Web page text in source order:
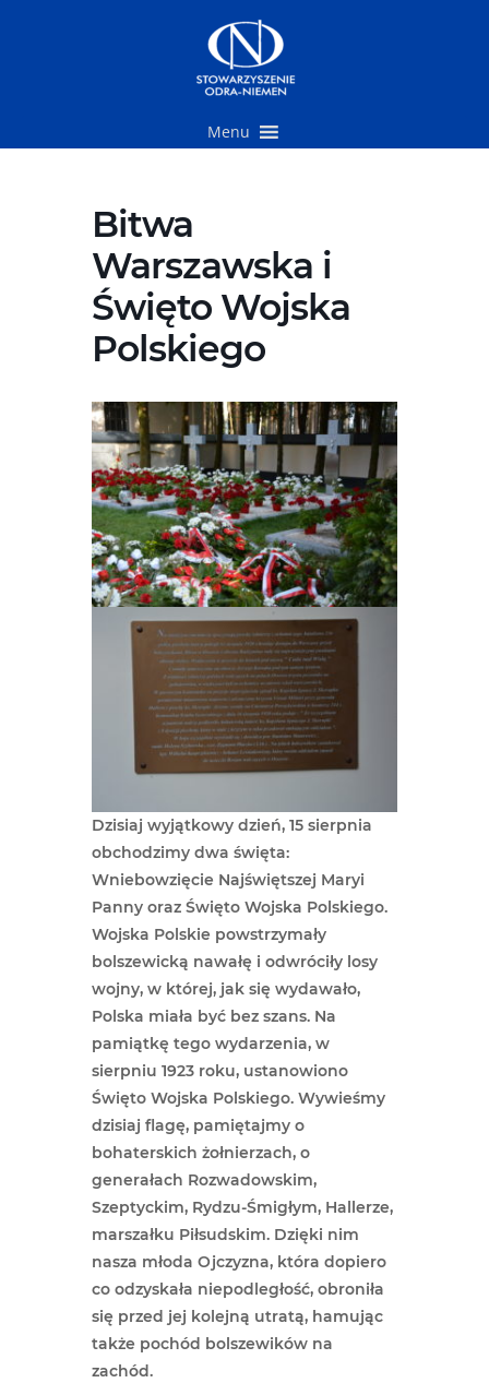
Menu
Bitwa
Warszawska i
Święto Wojska
Polskiego
Dzisiaj wyjątkowy dzień, 15 sierpnia
obchodzimy dwa święta:
Wniebowzięcie Najświętszej Maryi
Panny oraz Święto Wojska Polskiego.
Wojska Polskie powstrzymały
bolszewicką nawałę i odwróciły losy
wojny, w której, jak się wydawało,
Polska miała być bez szans. Na
pamiątkę tego wydarzenia, w
sierpniu 1923 roku, ustanowiono
Święto Wojska Polskiego. Wywieśmy
dzisiaj flagę, pamiętajmy o
bohaterskich żołnierzach, o
generałach Rozwadowskim,
Szeptyckim, Rydzu-Śmigłym, Hallerze,
marszałku Piłsudskim. Dzięki nim
nasza młoda Ojczyzna, która dopiero
co odzyskała niepodległość, obroniła
się przed jej kolejną utratą, hamując
także pochód bolszewików na
zachód.